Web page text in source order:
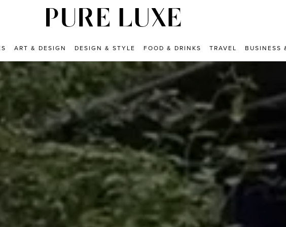
ART & DESIGN DESIGN & STYLE FOOD & DRINKS TRAVEL BUSINESS